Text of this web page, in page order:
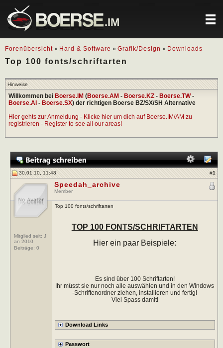
.IM
Forenübersicht » Hard & Software » Grafik/Design » Downloads
Top 100 fonts/schriftarten
Hinweise
Willkommen bei Boerse.IM (Boerse.AM - Boerse.KZ - Boerse.TW-
Boerse.AI - Boerse.SX) der richtigen Boerse BZ/SX/SH Alternative
Hier gehts zur Anmeldung - Klicke hier um dich auf Boerse.IM/AM zu
registrieren - Register to see all our areas!
30.01.10, 11:48 #1
Mitglied seit: J
an 2010
Beiträge: 0
Speedah_archive
Member
Top 100 fonts/schriftarten
TOP 100 FONTS/SCHRIFTARTEN
Hier ein paar Beispiele:
Es sind über 100 Schriftarten!
Ihr müsst sie nur noch alle auswählen und in den Windows
-Schriftenordner ziehen, installieren und fertig!
Viel Spass damit!